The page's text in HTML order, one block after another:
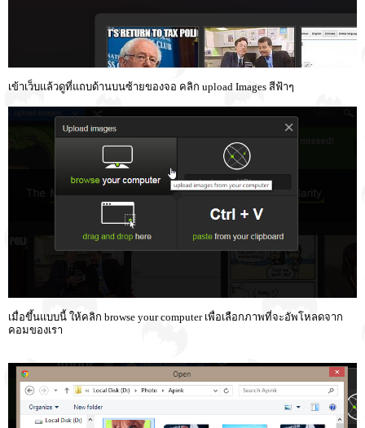
เข้าเว็บแล้วดูที่แถบด้านบนซ้ายของจอ คลิก upload Images สีฟ้าๆ
เมื่อขึ้นแบบนี้ ให้คลิก browse your computer เพื่อเลือกภาพที่จะอัพโหลดจาก
คอมของเรา